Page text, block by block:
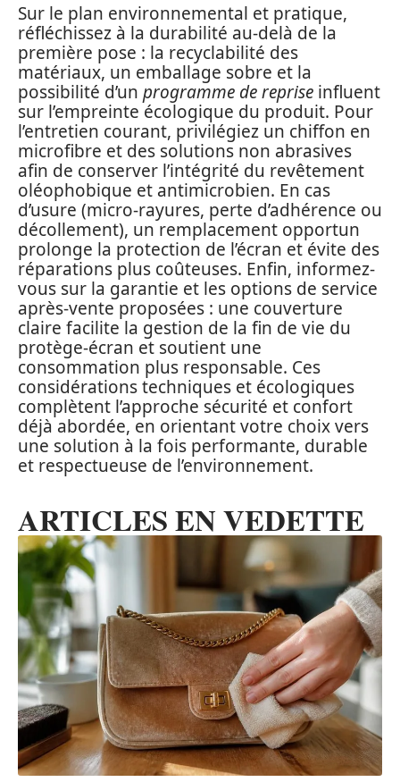
Sur le plan environnemental et pratique,
réfléchissez à la durabilité au-delà de la
première pose : la recyclabilité des
matériaux, un emballage sobre et la
possibilité d’un programme de reprise influent
sur l’empreinte écologique du produit. Pour
l’entretien courant, privilégiez un chiffon en
microfibre et des solutions non abrasives
afin de conserver l’intégrité du revêtement
oléophobique et antimicrobien. En cas
d’usure (micro-rayures, perte d’adhérence ou
décollement), un remplacement opportun
prolonge la protection de l’écran et évite des
réparations plus coûteuses. Enfin, informez-
vous sur la garantie et les options de service
après-vente proposées : une couverture
claire facilite la gestion de la fin de vie du
protège-écran et soutient une
consommation plus responsable. Ces
considérations techniques et écologiques
complètent l’approche sécurité et confort
déjà abordée, en orientant votre choix vers
une solution à la fois performante, durable
et respectueuse de l’environnement.
ARTICLES EN VEDETTE